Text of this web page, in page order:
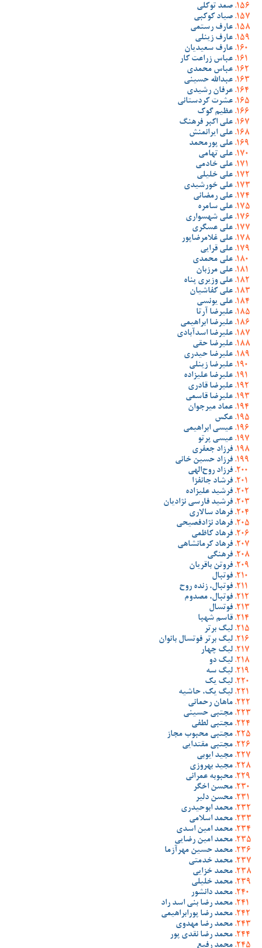
صمد توکلی
صیاد کوکبی
عارف رستمی
عارف زینلی
عارف سعیدیان
عباس زراعت کار
عباس محمدی
عبدالله حسینی
عرفان رشیدی
عشرت کردستانی
عظیم گوک
علی اکبر فرهنگ
علی ایرانمنش
علی پورمحمد
علی تهامی
علی خادمی
علی خلیلی
علی خورشیدی
علی رمضانی
علی سامره
علی شهسواری
علی عسگری
علی غلامرضاپور
علی قرایی
علی محمدی
علی مرزبان
علی وزیری پناه
علی کفاشیان
علی یونسی
علیرضا آرتا
علیرضا ابراهیمی
علیرضا اسدآبادی
علیرضا حقی
علیرضا حیدری
علیرضا زینلی
علیرضا علیزاده
علیرضا قادری
علیرضا قاسمی
عماد میرجوان
عکس
عیسی ابراهیمی
عیسی پرتو
فرزاد جعفری
فرزاد حسین خانی
فرزاد روح‌الهی
فرشاد جانفزا
فرشید علیزاده
فرشید فارسی نژادیان
فرهاد سالاری
فرهاد نژادفصیحی
فرهاد کاظمی
فرهاد کرمانشاهی
فرهنگی
فروتن باقریان
فوتبال
فوتبال، زنده روح
فوتبال، مصدوم
فوتسال
قاسم شهبا
لیگ برتر
لیگ برتر فوتسال بانوان
لیگ چهار
لیگ دو
لیگ سه
لیگ یک
لیگ یک، حاشیه
ماهان رحمانی
مجتبی حسینی
مجتبی لطفی
مجتبی محبوب مجاز
مجتبی مقتدایی
مجید ایوبی
مجید بهروزی
محبوبه عمرانی
محسن اخگر
محسن دلیر
محمد ابوحیدری
محمد اسلامی
محمد امین اسدی
محمد امین رضایی
محمد حسین مهرآزما
محمد خدمتی
محمد خزایی
محمد خلیلی
محمد دانشور
محمد رضا بنی اسد راد
محمد رضا پورابراهیمی
محمد رضا مهدوی
محمد رضا نقدی پور
محمد رفیع